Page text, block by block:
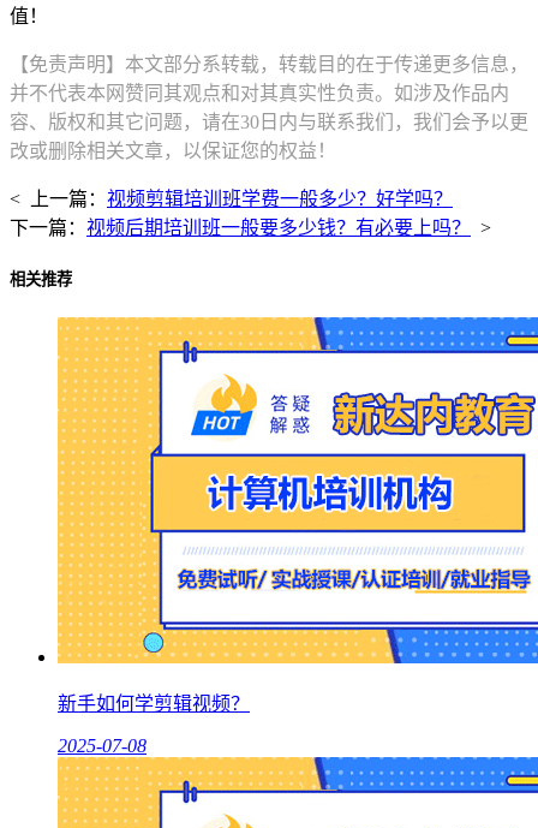
值！
【免责声明】本文部分系转载，转载目的在于传递更多信息，
并不代表本网赞同其观点和对其真实性负责。如涉及作品内
容、版权和其它问题，请在30日内与联系我们，我们会予以更
改或删除相关文章，以保证您的权益！
< 上一篇： 视频剪辑培训班学费一般多少？好学吗？
下一篇： 视频后期培训班一般要多少钱？有必要上吗？ >
相关推荐
新手如何学剪辑视频？
2025-07-08